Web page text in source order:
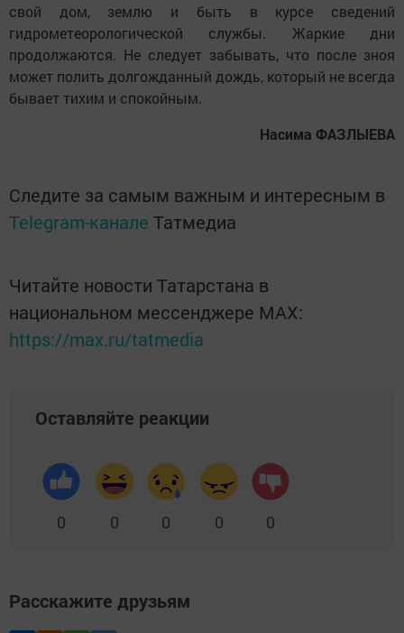
свой дом, землю и быть в курсе сведений
гидрометеорологической службы. Жаркие дни
продолжаются. Не следует забывать, что после зноя
может полить долгожданный дождь, который не всегда
бывает тихим и спокойным.
Насима ФАЗЛЫЕВА
Следите за самым важным и интересным в
Telegram-канале Татмедиа
Читайте новости Татарстана в
национальном мессенджере MАХ:
https://max.ru/tatmedia
Оставляйте реакции
0 0 0 0 0
Расскажите друзьям